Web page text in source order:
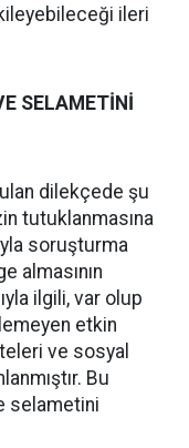
ileri
SELAMETİNİ
dilekçede şu
tutuklanmasına
soruşturma
almasının
ilgili, var olup
etkin
ve sosyal
Bu
selametini